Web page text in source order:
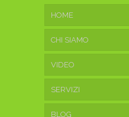
HOME
CHI SIAMO
VIDEO
SERVIZI
BLOG